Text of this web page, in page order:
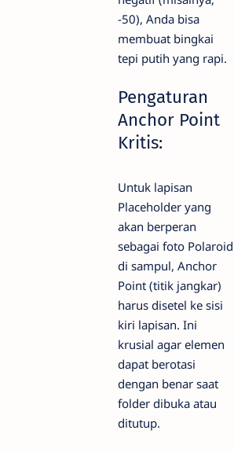
-50), Anda bisa
membuat bingkai
tepi putih yang rapi.
Pengaturan
Anchor Point
Kritis:
Untuk lapisan
Placeholder yang
akan berperan
sebagai foto Polaroid
di sampul, Anchor
Point (titik jangkar)
harus disetel ke sisi
kiri lapisan. Ini
krusial agar elemen
dapat berotasi
dengan benar saat
folder dibuka atau
ditutup.